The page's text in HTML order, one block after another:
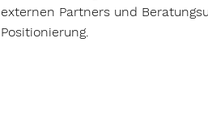
externen Partners und
Positionierung.